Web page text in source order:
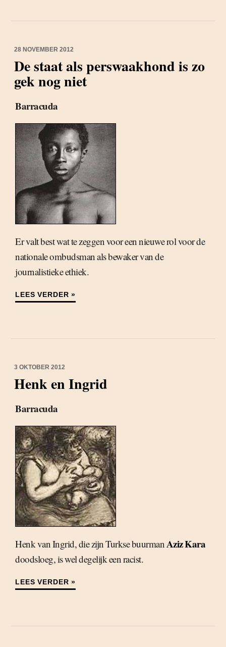
28 NOVEMBER 2012
De staat als perswaakhond is zo
gek nog niet
Barracuda
Er valt best wat te zeggen voor een nieuwe rol voor de
nationale ombudsman als bewaker van de
journalistieke ethiek.
LEES VERDER »
3 OKTOBER 2012
Henk en Ingrid
Barracuda
Henk van Ingrid, die zijn Turkse buurmanAziz Kara
doodsloeg, is wel degelijk een racist.
LEES VERDER »